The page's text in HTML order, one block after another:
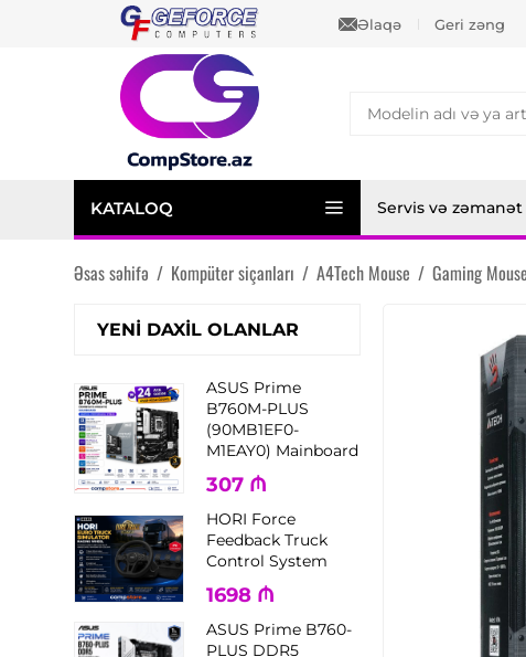
Əlaqə Geri zəng
KATALOQ Servis və zəmanət
Əsas səhifə / Kompüter siçanları / A4Tech Mouse / Gaming
YENI DAXIL OLANLAR
ASUS Prime
B760M-PLUS
(90MB1EF0-
M1EAY0) Mainboard
307 ₼
HORI Force
Feedback Truck
Control System
1698 ₼
ASUS Prime B760-
PLUS DDR5